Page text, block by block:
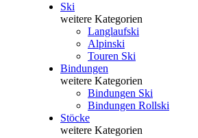
Ski
weitere Kategorien
Langlaufski
Alpinski
Touren Ski
Bindungen
weitere Kategorien
Bindungen Ski
Bindungen Rollski
Stöcke
weitere Kategorien